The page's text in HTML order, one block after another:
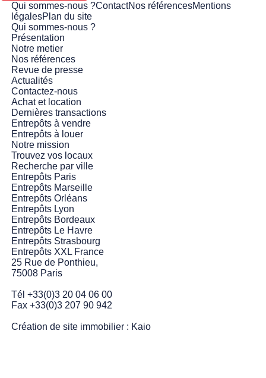
Qui sommes-nous ?ContactNos référencesMentions
légalesPlan du site
Qui sommes-nous ?
Présentation
Notre metier
Nos références
Revue de presse
Actualités
Contactez-nous
Achat et location
Dernières transactions
Entrepôts à vendre
Entrepôts à louer
Notre mission
Trouvez vos locaux
Recherche par ville
Entrepôts Paris
Entrepôts Marseille
Entrepôts Orléans
Entrepôts Lyon
Entrepôts Bordeaux
Entrepôts Le Havre
Entrepôts Strasbourg
Entrepôts XXL France
25 Rue de Ponthieu,
75008 Paris
Tél +33(0)3 20 04 06 00
Fax +33(0)3 207 90 942
Création de site immobilier : Kaio